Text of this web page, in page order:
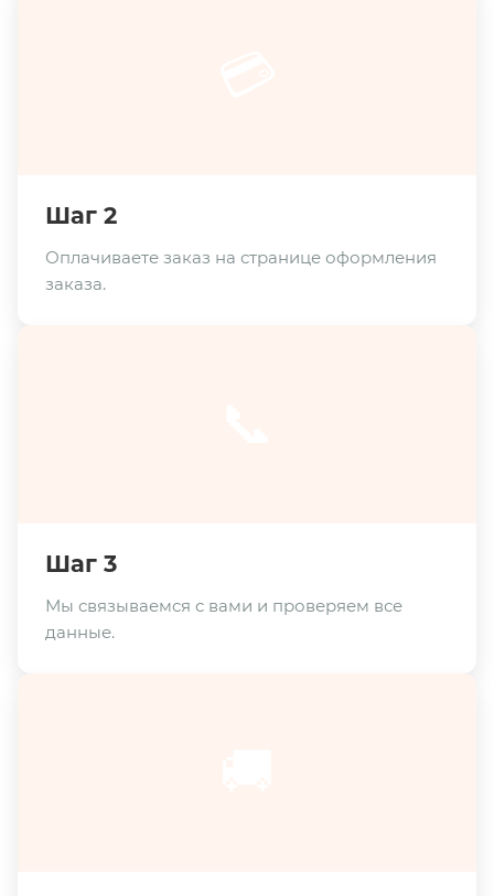
Шаг 2
Оплачиваете заказ на странице оформления
заказа.
Шаг 3
Мы связываемся с вами и проверяем все
данные.